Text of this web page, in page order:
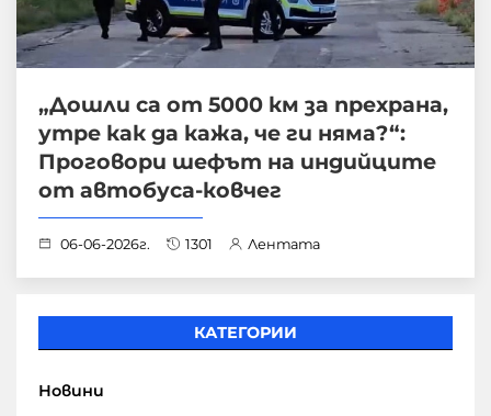
„Дошли са от 5000 км за прехрана,
утре как да кажа, че ги няма?“:
Проговори шефът на индийците
от автобуса-ковчег
06-06-2026г. 1301 Лентата
КАТЕГОРИИ
Новини